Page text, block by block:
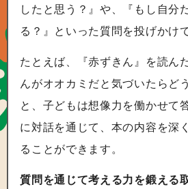
したと思う？』や、『もし自分
る？』といった質問を投げかけ
たとえば、『赤ずきん』を読ん
んがオオカミだと気づいたらど
と、子どもは想像力を働かせて
に対話を通じて、本の内容を深
ることができます。
質問を通じて考える力を鍛える